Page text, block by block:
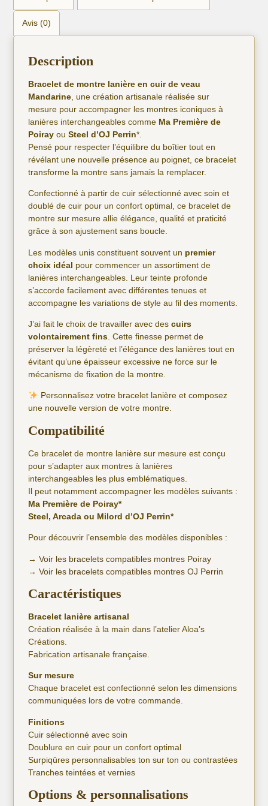
Avis (0)
Description
Bracelet de montre lanière en cuir de veau
Mandarine , une création artisanale réalisée sur
mesure pour accompagner les montres iconiques à
lanières interchangeables comme Ma Première de
Poiray ouSteel d’OJ Perrin*.
Pensé pour respecter l’équilibre du boîtier tout en
révélant une nouvelle présence au poignet, ce bracelet
transforme la montre sans jamais la remplacer.
Confectionné à partir de cuir sélectionné avec soin et
doublé de cuir pour un confort optimal, ce bracelet de
montre sur mesure allie élégance, qualité et praticité
grâce à son ajustement sans boucle.
Les modèles unis constituent souvent un premier
choix idéal pour commencer un assortiment de
lanières interchangeables. Leur teinte profonde
s’accorde facilement avec différentes tenues et
accompagne les variations de style au fil des moments.
J’ai fait le choix de travailler avec descuirs
volontairement fins . Cette finesse permet de
préserver la légèreté et l’élégance des lanières tout en
évitant qu’une épaisseur excessive ne force sur le
mécanisme de fixation de la montre.
Personnalisez votre bracelet lanière et composez
une nouvelle version de votre montre.
Compatibilité
Ce bracelet de montre lanière sur mesure est conçu
pour s’adapter aux montres à lanières
interchangeables les plus emblématiques.
Il peut notamment accompagner les modèles suivants :
Ma Première de Poiray*
Steel, Arcada ou Milord d’OJ Perrin*
Pour découvrir l’ensemble des modèles disponibles :
→Voir les bracelets compatibles montres Poiray
→Voir les bracelets compatibles montres OJ Perrin
Caractéristiques
Bracelet lanière artisanal
Création réalisée à la main dans l’atelier Aloa’s
Créations.
Fabrication artisanale française.
Sur mesure
Chaque bracelet est confectionné selon les dimensions
communiquées lors de votre commande.
Finitions
Cuir sélectionné avec soin
Doublure en cuir pour un confort optimal
Surpiqûres personnalisables ton sur ton ou contrastées
Tranches teintées et vernies
Options & personnalisations